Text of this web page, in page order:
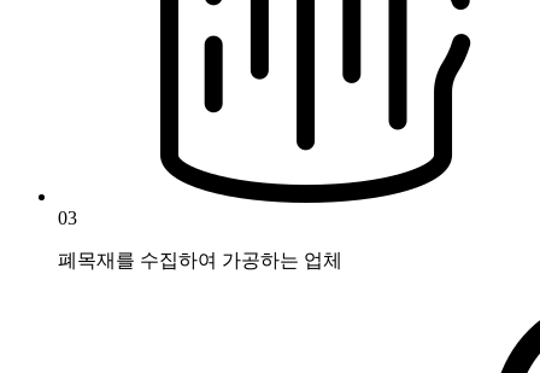
03
폐목재를 수집하여 가공하는 업체